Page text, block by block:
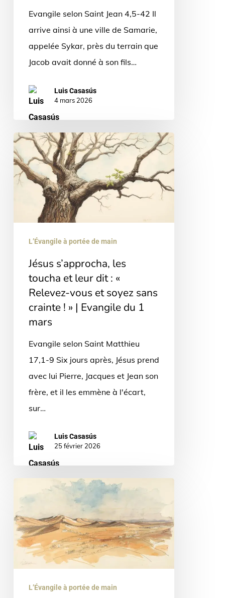
Evangile selon Saint Jean 4,5-42 Il
arrive ainsi à une ville de Samarie,
appelée Sykar, près du terrain que
Jacob avait donné à son fils…
Luis Casasús
4 mars 2026
Jésus
s’approcha,
les
toucha
leur
Relevez-
sans
crainte
Evangile
L’Évangile à portée de main
Jésus s’approcha, les
toucha et leur dit : «
Relevez-vous et soyez sans
crainte ! » | Evangile du 1
mars
Evangile selon Saint Matthieu
17,1-9 Six jours après, Jésus prend
avec lui Pierre, Jacques et Jean son
frère, et il les emmène à l'écart,
sur…
Luis Casasús
25 février 2026
diable,
simple
métaphore
|
EvangileL’Évangile à portée de main